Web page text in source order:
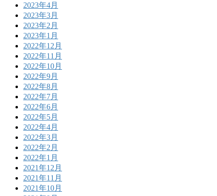
2023年4月
2023年3月
2023年2月
2023年1月
2022年12月
2022年11月
2022年10月
2022年9月
2022年8月
2022年7月
2022年6月
2022年5月
2022年4月
2022年3月
2022年2月
2022年1月
2021年12月
2021年11月
2021年10月